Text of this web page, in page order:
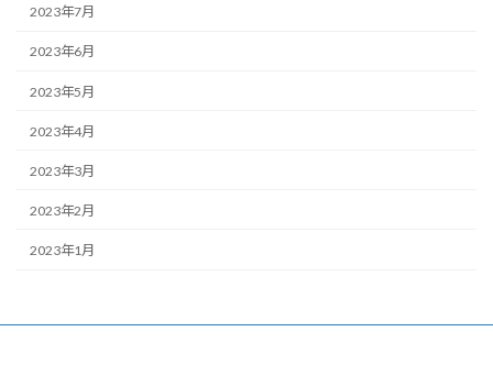
2023年7月
2023年6月
2023年5月
2023年4月
2023年3月
2023年2月
2023年1月